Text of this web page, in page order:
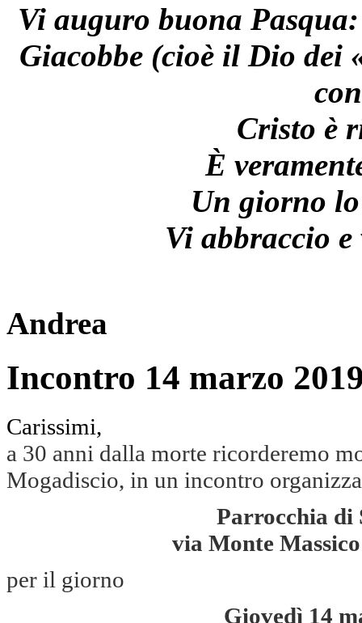
Vi auguro buona
Giacobbe (cioè il Dio dei
Cristo è
È
Un giorno
Vi abbraccio
Andrea
Incontro 14 marzo
Carissimi,
a 30 anni dalla morte ricorderemo
Mogadiscio, in un incontro
Parrocchia di
via Monte
per il giorno
Giovedì 14